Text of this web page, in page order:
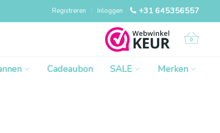
+31 645356557
Inloggen
|
Registreren
0
Cadeaubon SALE Merken